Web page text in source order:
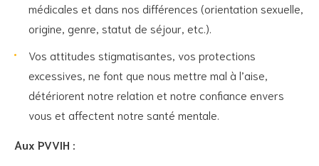
médicales et dans nos différences (orientation sexuelle,
origine, genre, statut de séjour, etc.).
Vos attitudes stigmatisantes, vos protections
excessives, ne font que nous mettre mal à l’aise,
détériorent notre relation et notre confiance envers
vous et affectent notre santé mentale.
Aux PVVIH :